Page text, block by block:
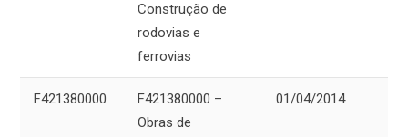
Construção de
rodovias e
ferrovias
F421380000
F421380000 –
Obras de
01/04/2014